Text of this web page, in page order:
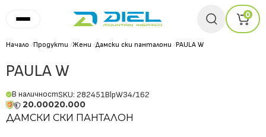
0
Начало /Продукти /Жени /Дамски ски панталони /PAULA W
PAULA W
В наличностSKU: 282451BlpW34/162
20.00020.000
ДАМСКИ СКИ ПАНТАЛОН